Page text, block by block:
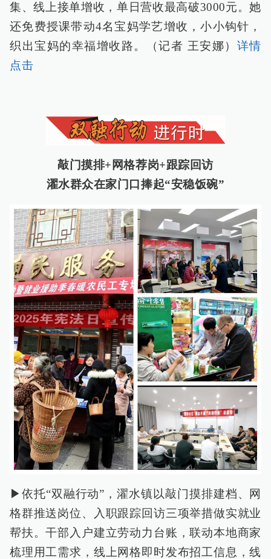
集、线上接单增收，单日营收最高破3000元。她
还免费授课带动4名宝妈学艺增收，小小钩针，
织出宝妈的幸福增收路。（记者 王安娜） 详情
点击
敲门摸排+网格荐岗+跟踪回访
濯水群众在家门口捧起“安稳饭碗”
▶依托“双融行动”，濯水镇以敲门摸排建档、网
格群推送岗位、入职跟踪回访三项举措做实就业
帮扶。干部入户建立劳动力台账，联动本地商家
梳理用工需求，线上网格即时发布招工信息，线